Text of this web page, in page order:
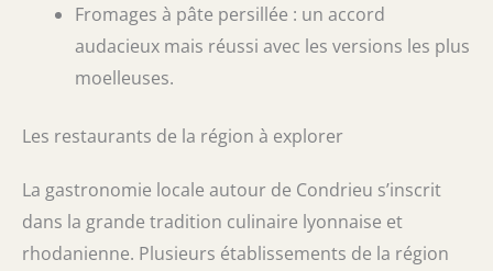
Fromages à pâte persillée : un accord
audacieux mais réussi avec les versions les plus
moelleuses.
Les restaurants de la région à explorer
La gastronomie locale autour de Condrieu s’inscrit
dans la grande tradition culinaire lyonnaise et
rhodanienne. Plusieurs établissements de la région